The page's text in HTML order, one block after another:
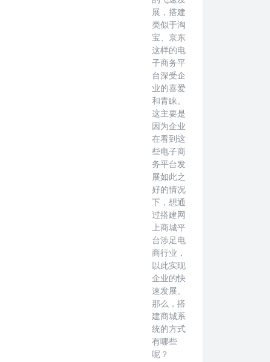
展，搭建
类似于淘
宝、京东
这样的电
子商务平
台深受企
业的喜爱
和青睐。
这主要是
因为企业
在看到这
些电子商
务平台发
展如此之
好的情况
下，想通
过搭建网
上商城平
台涉足电
商行业，
以此实现
企业的快
速发展。
那么，搭
建商城系
统的方式
有哪些
呢？